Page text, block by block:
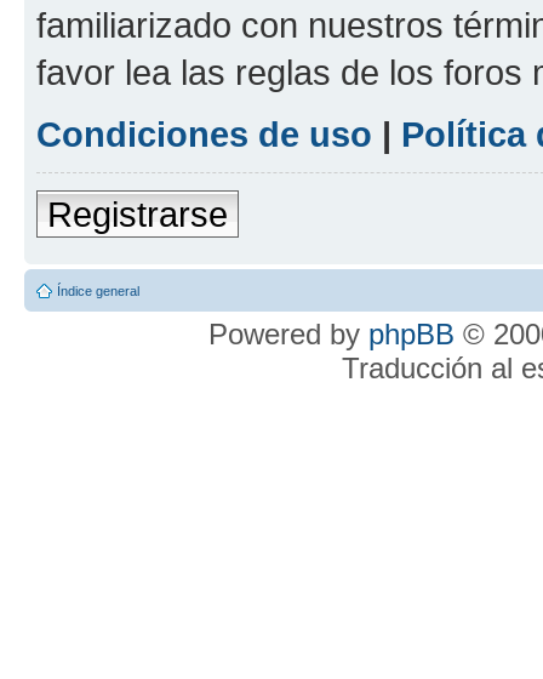
familiarizado con nuestros
favor lea las reglas de los foros
Condiciones de uso | Política
Registrarse
Índice general
Powered by phpBB ©
Traducción al